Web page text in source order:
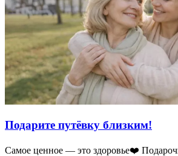
Подарите путёвку близким!
Самое ценное — это здоровье❤️